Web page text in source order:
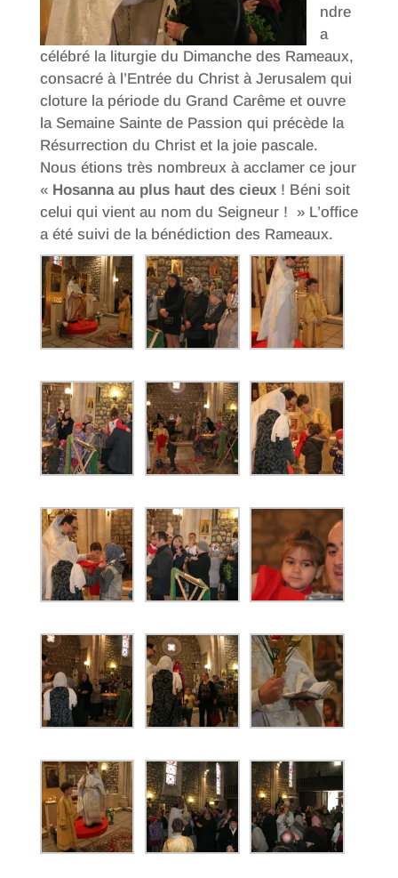
ndre
a
célébré la liturgie du Dimanche des Rameaux,
consacré à l’Entrée du Christ à Jerusalem qui
cloture la période du Grand Carême et ouvre
la Semaine Sainte de Passion qui précède la
Résurrection du Christ et la joie pascale.
Nous étions très nombreux à acclamer ce jour
« Hosanna au plus haut des cieux! Béni soit
celui qui vient au nom du Seigneur ! » L’office
a été suivi de la bénédiction des Rameaux.